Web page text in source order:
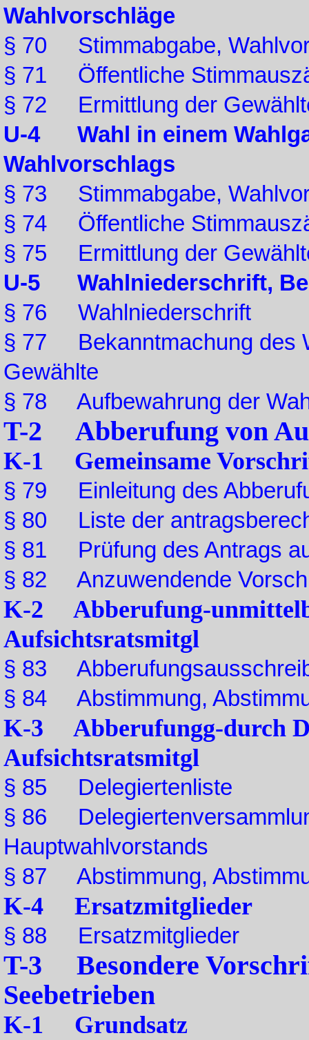
Wahlvorschläge
§ 70 Stimmabgabe,
§ 71 Öffentliche
§ 72 Ermittlung der
U-4 Wahl in einem
Wahlvorschlags
§ 73 Stimmabgabe,
§ 74 Öffentliche
§ 75 Ermittlung der
U-5 Wahlniederschrift,
§ 76 Wahlniederschrift
§ 77 Bekanntmachung des
Gewählte
§ 78 Aufbewahrung der
T-2 Abberufung von
K-1 Gemeinsame
§ 79 Einleitung des
§ 80 Liste der
§ 81 Prüfung des Antrags
§ 82 Anzuwendende
K-2 Abberufung-
Aufsichtsratsmitgl
§ 83
§ 84 Abstimmung,
K-3 Abberufungg-durch
Aufsichtsratsmitgl
§ 85 Delegiertenliste
§ 86
Hauptwahlvorstands
§ 87 Abstimmung,
K-4 Ersatzmitglieder
§ 88 Ersatzmitglieder
T-3 Besondere
Seebetrieben
K-1 Grundsatz